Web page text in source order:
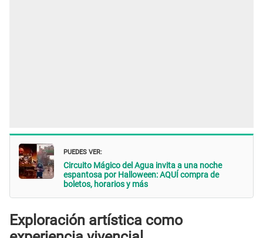
PUEDES VER:
Circuito Mágico del Agua invita a una noche
espantosa por Halloween: AQUÍ compra de
boletos, horarios y más
Exploración artística como